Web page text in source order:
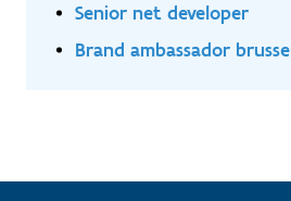
Senior net developer
Brand ambassador